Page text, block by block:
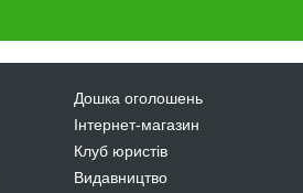
Дошка оголошень
Інтернет-магазин
Клуб юристів
Видавництво